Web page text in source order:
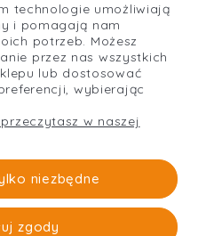
NAS
I DOSTAWA
technologie umożliwiają
i pomagają nam
potrzeb. Możesz
przez nas wszystkich
lub dostosować
wybierając
w naszej
niezbędne
zgody